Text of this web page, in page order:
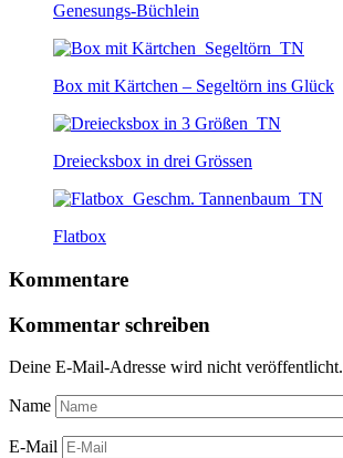
Genesungs-Büchlein
Box mit Kärtchen – Segeltörn ins Glück
Dreiecksbox in drei Grössen
Flatbox
Kommentare
Kommentar schreiben
Deine E-Mail-Adresse wird nicht veröffentlicht.
Name
E-Mail